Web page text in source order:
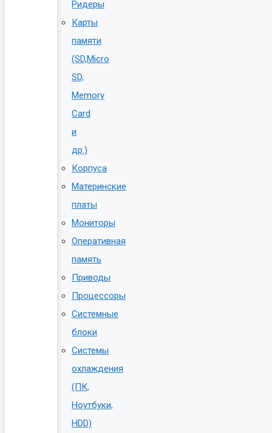
Ридеры
Карты
памяти
(SD,Micro
SD,
Memory
Card
и
др.)
Корпуса
Материнские
платы
Мониторы
Оперативная
память
Приводы
Процессоры
Системные
блоки
Системы
охлаждения
(ПК,
Ноутбуки,
HDD)